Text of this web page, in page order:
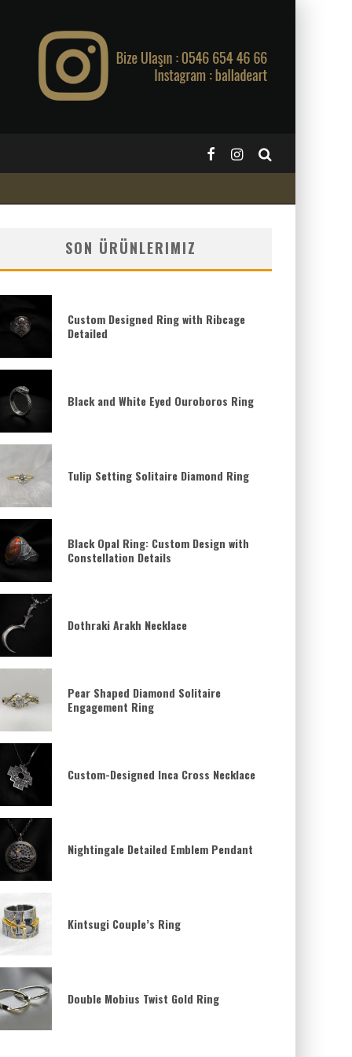
SON ÜRÜNLERIMIZ
Custom Designed Ring with Ribcage
Detailed
Black and White Eyed Ouroboros Ring
Tulip Setting Solitaire Diamond Ring
Black Opal Ring: Custom Design with
Constellation Details
Dothraki Arakh Necklace
Pear Shaped Diamond Solitaire
Engagement Ring
Custom-Designed Inca Cross Necklace
Nightingale Detailed Emblem Pendant
Kintsugi Couple’s Ring
Double Mobius Twist Gold Ring